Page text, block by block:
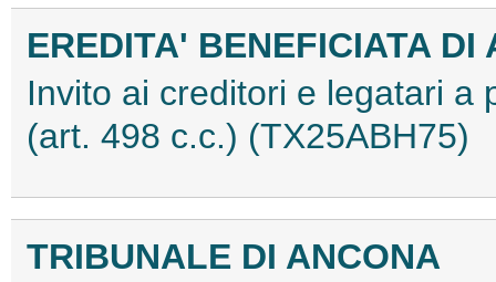
EREDITA' BENEFICIATA
Invito ai creditori e legatari a
(art. 498 c.c.) (TX25ABH75)
TRIBUNALE DI ANCONA